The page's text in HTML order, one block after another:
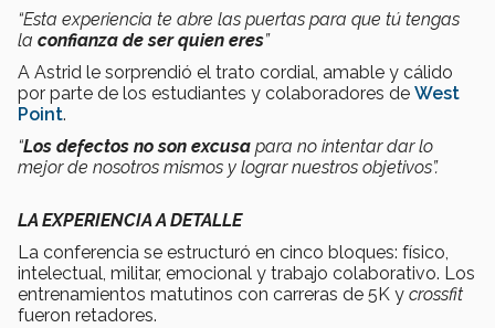
“Esta experiencia te abre las puertas para que tú tengas
la confianza de ser quien eres”
A Astrid le sorprendió el trato cordial, amable y cálido
por parte de los estudiantes y colaboradores de West
Point.
“Los defectos no son excusa para no intentar dar lo
mejor de nosotros mismos y lograr nuestros objetivos”.
LA EXPERIENCIA A DETALLE
La conferencia se estructuró en cinco bloques: físico,
intelectual, militar, emocional y trabajo colaborativo. Los
entrenamientos matutinos con carreras de 5K y crossfit
fueron retadores.